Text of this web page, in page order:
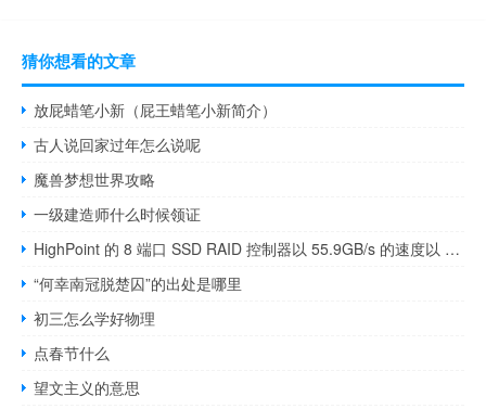
猜你想看的文章
放屁蜡笔小新（屁王蜡笔小新简介）
古人说回家过年怎么说呢
魔兽梦想世界攻略
一级建造师什么时候领证
HighPoint 的 8 端口 SSD RAID 控制器以 55.9GB/s 的速度以 128TB 突破存储瓶颈
“何幸南冠脱楚囚”的出处是哪里
初三怎么学好物理
点春节什么
望文主义的意思